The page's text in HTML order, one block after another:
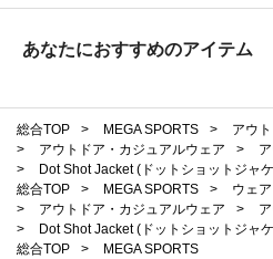
あなたにおすすめのアイテム
総合TOP > MEGA SPORTS >
アウ
>
アウトドア・カジュアルウェア >
>
Dot Shot Jacket (ドットショットジャ
総合TOP
> MEGA SPORTS >
ウェ
>
アウトドア・カジュアルウェア >
>
Dot Shot Jacket (ドットショットジャ
総合TOP
>
MEGA SPORTS